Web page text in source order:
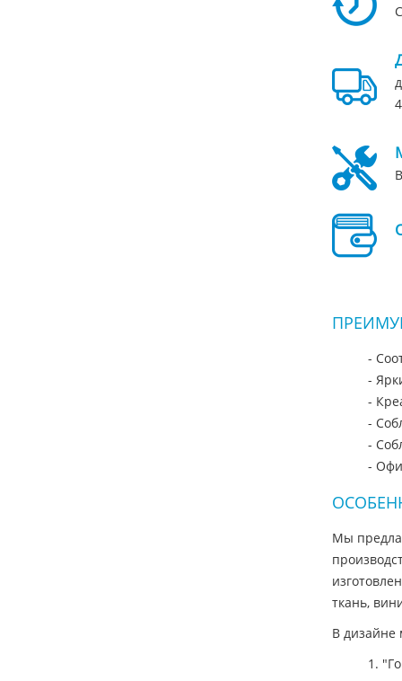
-
-
-
-
-
-
Мы
ткань,
В дизайне
1.